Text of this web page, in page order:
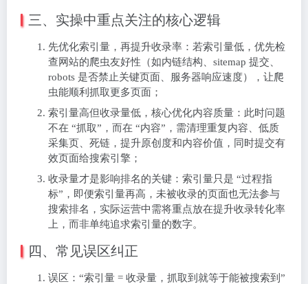
三、实操中重点关注的核心逻辑
先优化索引量，再提升收录率：若索引量低，优先检
查网站的爬虫友好性（如内链结构、sitemap 提交、
robots 是否禁止关键页面、服务器响应速度），让爬
虫能顺利抓取更多页面；
索引量高但收录量低，核心优化内容质量：此时问题
不在 “抓取”，而在 “内容”，需清理重复内容、低质
采集页、死链，提升原创度和内容价值，同时提交有
效页面给搜索引擎；
收录量才是影响排名的关键：索引量只是 “过程指
标”，即便索引量再高，未被收录的页面也无法参与
搜索排名，实际运营中需将重点放在提升收录转化率
上，而非单纯追求索引量的数字。
四、常见误区纠正
误区：“索引量 = 收录量，抓取到就等于能被搜索到”